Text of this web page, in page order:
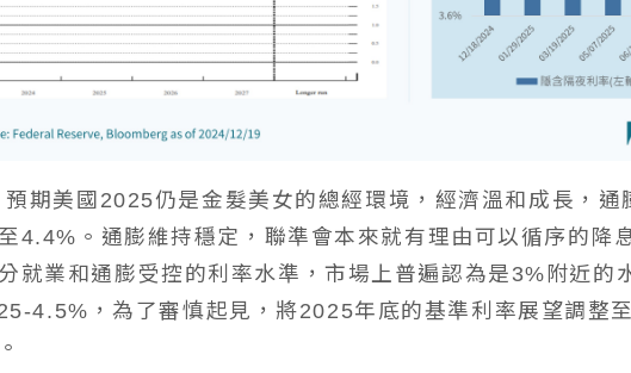
期美國2025仍是金髮美女的總經環境，經濟溫和成長，通
4.4%。通膨維持穩定，聯準會本來就有理由可以循序的降
就業和通膨受控的利率水準，市場上普遍認為是3%附近的
4.5%，為了審慎起見，將2025年底的基準利率展望調整